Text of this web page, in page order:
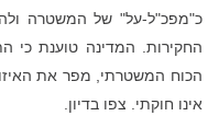
כ"מפכ"ל-על" של המשטרה
החקירות. המדינה טוענת כי
הכוח המשטרתי, מפר את
אינו חוקתי. צפו בדיון.